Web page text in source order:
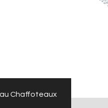
Chaffoteaux